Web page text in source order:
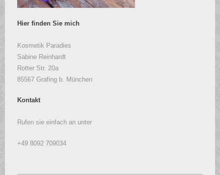
Hier finden Sie mich
Kosmetik Paradies
Sabine Reinhardt
Rotter Str. 20a
85567 Grafing b. München
Kontakt
Rufen sie einfach an unter
+49 8092 709034